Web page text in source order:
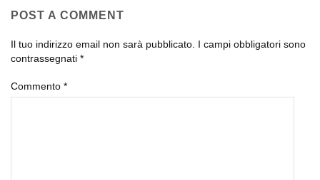
POST A COMMENT
Il tuo indirizzo email non sarà pubblicato. I campi obbligatori sono
contrassegnati *
Commento *